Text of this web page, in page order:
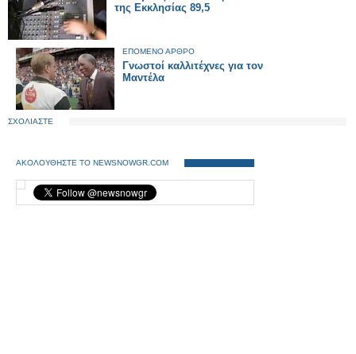
της Εκκλησίας 89,5
ΕΠΟΜΕΝΟ ΑΡΘΡΟ
Γνωστοί καλλιτέχνες για τον
Μαντέλα
ΣΧΟΛΙΑΣΤΕ
ΑΚΟΛΟΥΘΗΣΤΕ ΤΟ NEWSNOWGR.COM